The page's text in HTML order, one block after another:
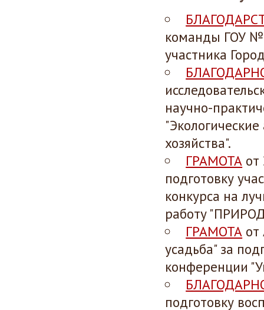
команды ГОУ №
участника
научно-
хозяйства".
ГРАМОТА от
подготовку
конкурса на
работу
ГРАМОТА от
усадьба" за
конференции
подготовку